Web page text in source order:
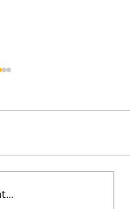
ยัดน้ำช่วย